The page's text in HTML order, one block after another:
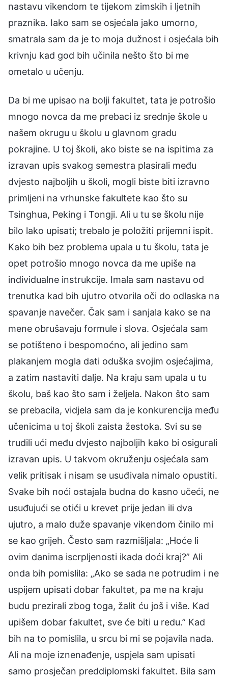
nastavu vikendom te tijekom zimskih i ljetnih
praznika. Iako sam se osjećala jako umorno,
smatrala sam da je to moja dužnost i osjećala bih
krivnju kad god bih učinila nešto što bi me
ometalo u učenju.
Da bi me upisao na bolji fakultet, tata je potrošio
mnogo novca da me prebaci iz srednje škole u
našem okrugu u školu u glavnom gradu
pokrajine. U toj školi, ako biste se na ispitima za
izravan upis svakog semestra plasirali među
dvjesto najboljih u školi, mogli biste biti izravno
primljeni na vrhunske fakultete kao što su
Tsinghua, Peking i Tongji. Ali u tu se školu nije
bilo lako upisati; trebalo je položiti prijemni ispit.
Kako bih bez problema upala u tu školu, tata je
opet potrošio mnogo novca da me upiše na
individualne instrukcije. Imala sam nastavu od
trenutka kad bih ujutro otvorila oči do odlaska na
spavanje navečer. Čak sam i sanjala kako se na
mene obrušavaju formule i slova. Osjećala sam
se potišteno i bespomoćno, ali jedino sam
plakanjem mogla dati oduška svojim osjećajima,
a zatim nastaviti dalje. Na kraju sam upala u tu
školu, baš kao što sam i željela. Nakon što sam
se prebacila, vidjela sam da je konkurencija među
učenicima u toj školi zaista žestoka. Svi su se
trudili ući među dvjesto najboljih kako bi osigurali
izravan upis. U takvom okruženju osjećala sam
velik pritisak i nisam se usuđivala nimalo opustiti.
Svake bih noći ostajala budna do kasno učeći, ne
usuđujući se otići u krevet prije jedan ili dva
ujutro, a malo duže spavanje vikendom činilo mi
se kao grijeh. Često sam razmišljala: „Hoće li
ovim danima iscrpljenosti ikada doći kraj?” Ali
onda bih pomislila: „Ako se sada ne potrudim i ne
uspijem upisati dobar fakultet, pa me na kraju
budu prezirali zbog toga, žalit ću još i više. Kad
upišem dobar fakultet, sve će biti u redu.” Kad
bih na to pomislila, u srcu bi mi se pojavila nada.
Ali na moje iznenađenje, uspjela sam upisati
samo prosječan preddiplomski fakultet. Bila sam